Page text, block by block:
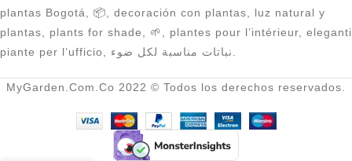
plantas Bogotá, 📦, decoración con plantas, luz natural y
plantas, plants for shade, 🌱, plantes pour l’intérieur, eleganti
MyGarden.Com.Co 2022 © Todos los derechos reservados.